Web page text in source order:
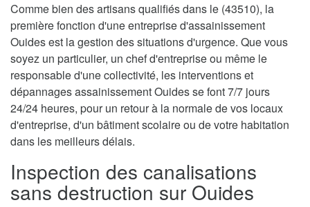
Comme bien des artisans qualifiés dans le (43510), la
première fonction d'une entreprise d'assainissement
Ouides est la gestion des situations d'urgence. Que vous
soyez un particulier, un chef d'entreprise ou même le
responsable d'une collectivité, les interventions et
dépannages assainissement Ouides se font 7/7 jours
24/24 heures, pour un retour à la normale de vos locaux
d'entreprise, d'un bâtiment scolaire ou de votre habitation
dans les meilleurs délais.
Inspection des canalisations
sans destruction sur Ouides